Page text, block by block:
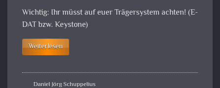
Wichtig: Ihr müsst auf euer Trägersystem achten! (E-
DAT bzw. Keystone)
Weiterlesen
Daniel Jörg Schuppelius